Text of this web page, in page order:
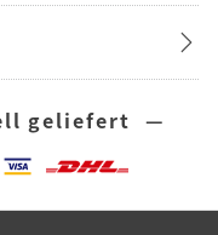
geliefert —